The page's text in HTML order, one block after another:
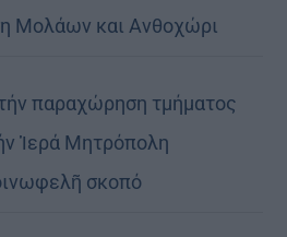
Μολάων και Ανθοχώρι
παραχώρηση τμήματος
Ἱερά Μητρόπολη
σκοπό